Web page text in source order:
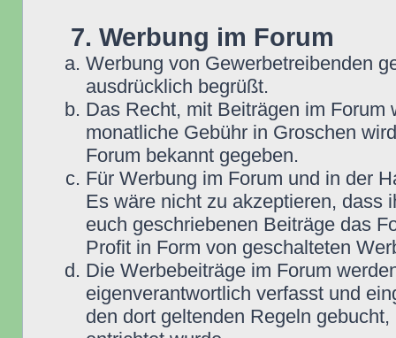
7. Werbung im Forum
Werbung von Gewerbetreibenden
ausdrücklich begrüßt.
Das Recht, mit Beiträgen im
monatliche Gebühr in Groschen
Forum bekannt gegeben.
Für Werbung im Forum und in der
Es wäre nicht zu akzeptieren, dass
euch geschriebenen Beiträge das
Profit in Form von geschalteten
Die Werbebeiträge im Forum
eigenverantwortlich verfasst und
den dort geltenden Regeln